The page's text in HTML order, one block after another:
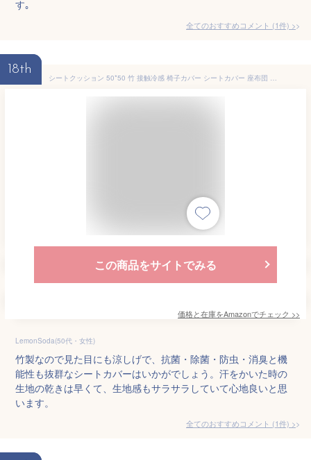
す｡
全てのおすすめコメント (1件) >
18th
シートクッション 50*50 竹 接触冷感 椅子カバー シートカバー 座布団 竹マット 車用 家庭用 夏 ひんやり クール カラー 蒸れない 滑り止め 椅子 ソファー デスク 通気いい 快適 涼しい 接触冷感 心地良い 多機能 防塵 防汚 犬猫対策
この商品をサイトでみる
価格と在庫をAmazonでチェック >>
LemonSoda(50代・女性)
竹製なので見た目にも涼しげで、抗菌・除菌・防虫・消臭と機
能性も抜群なシートカバーはいかがでしょう。汗をかいた時の
生地の乾きは早くて、生地感もサラサラしていて心地良いと思
います。
全てのおすすめコメント (1件) >